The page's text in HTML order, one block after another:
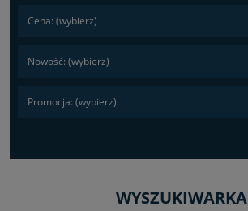
Cena: (wybierz)
Nowość: (wybierz)
Promocja: (wybierz)
WYSZUKIWARKA